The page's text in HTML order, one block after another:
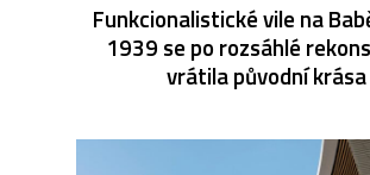
Funkcionalistické vile na
1939 se po rozsáhlé
vrátila původní krása